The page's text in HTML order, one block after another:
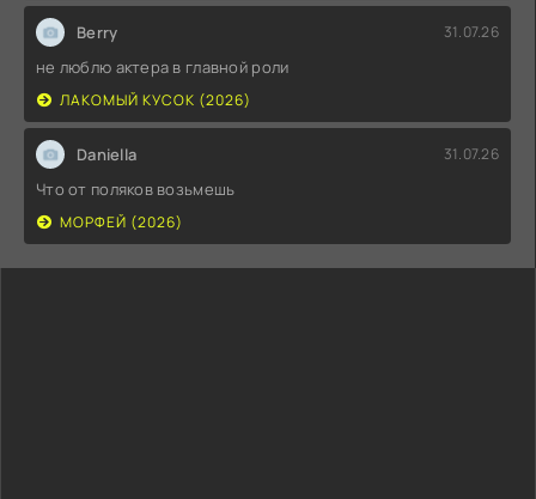
Berry 31.07.26
не люблю актера в главной роли
ЛАКОМЫЙ КУСОК (2026)
Daniella 31.07.26
Что от поляков возьмешь
МОРФЕЙ (2026)